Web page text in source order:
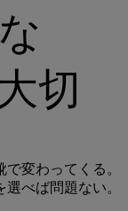
切
変わってくる。
べば問題ない。